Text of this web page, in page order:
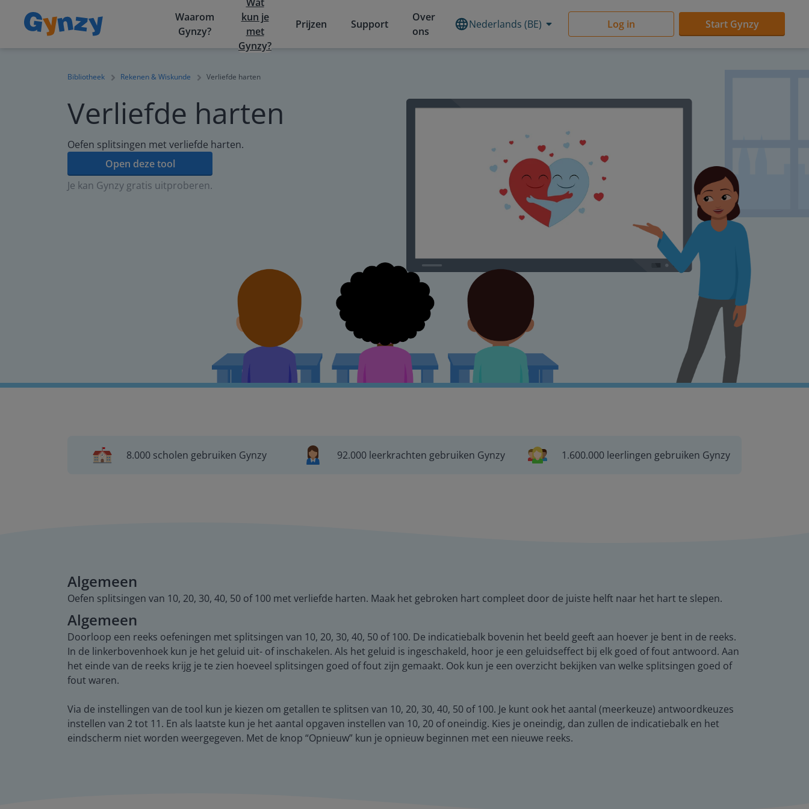
Waarom
Gynzy?
kun je
met
Gynzy?
Prijzen Support
Over
ons
Nederlands (BE) Log in Start Gynzy
Bibliotheek Rekenen & Wiskunde Verliefde harten
Verliefde harten
Oefen splitsingen met verliefde harten.
Open deze tool
Je kan Gynzy gratis uitproberen.
8.000 scholen gebruiken Gynzy 92.000 leerkrachten gebruiken Gynzy 1.600.000 leerlingen gebruiken Gynzy
Algemeen
Oefen splitsingen van 10, 20, 30, 40, 50 of 100 met verliefde harten. Maak het gebroken hart compleet door de juiste helft naar het hart te slepen.
Algemeen
Doorloop een reeks oefeningen met splitsingen van 10, 20, 30, 40, 50 of 100. De indicatiebalk bovenin het beeld geeft aan hoever je bent in de reeks.
In de linkerbovenhoek kun je het geluid uit- of inschakelen. Als het geluid is ingeschakeld, hoor je een geluidseffect bij elk goed of fout antwoord. Aan
het einde van de reeks krijg je te zien hoeveel splitsingen goed of fout zijn gemaakt. Ook kun je een overzicht bekijken van welke splitsingen goed of
fout waren.
Via de instellingen van de tool kun je kiezen om getallen te splitsen van 10, 20, 30, 40, 50 of 100. Je kunt ook het aantal (meerkeuze) antwoordkeuzes
instellen van 2 tot 11. En als laatste kun je het aantal opgaven instellen van 10, 20 of oneindig. Kies je oneindig, dan zullen de indicatiebalk en het
eindscherm niet worden weergegeven. Met de knop “Opnieuw” kun je opnieuw beginnen met een nieuwe reeks.